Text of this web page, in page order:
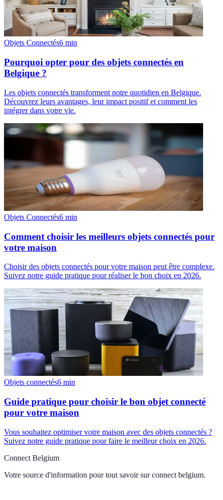
Objets Connectés6 min
Pourquoi opter pour des objets connectés en
Belgique ?
Les objets connectés transforment notre quotidien en Belgique.
Découvrez leurs avantages, leur impact positif et comment les
intégrer dans votre vie.
Objets Connectés6 min
Comment choisir les meilleurs objets connectés pour
votre maison
Choisir des objets connectés pour votre maison peut être complexe.
Suivez notre guide pratique pour réaliser le bon choix en 2026.
Objets connectés6 min
Guide pratique pour choisir le bon objet connecté
pour votre maison
Vous souhaitez optimiser votre maison avec des objets connectés ?
Suivez notre guide pratique pour faire le meilleur choix en 2026.
Connect Belgium
Votre source d'information pour tout savoir sur connect belgium.